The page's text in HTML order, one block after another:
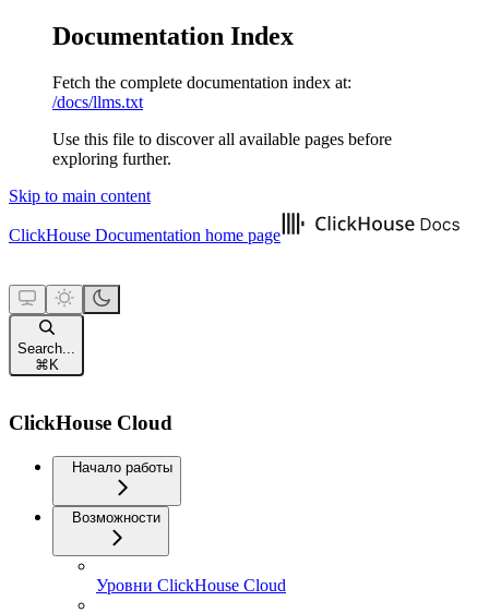
Documentation Index
Fetch the complete documentation index at:
/docs/llms.txt
Use this file to discover all available pages before
exploring further.
Skip to main content
ClickHouse Documentation home page
Search...
⌘ K
ClickHouse Cloud
Начало работы
Возможности
Уровни ClickHouse Cloud